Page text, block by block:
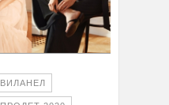
ВИЛАНЕЛ